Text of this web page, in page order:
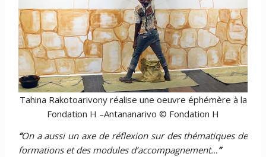
Tahina Rakotoarivony réalise une oeuvre éphémère à la
Fondation H –Antananarivo © Fondation H
“On a aussi un axe de réflexion sur des thématiques de
formations et des modules d’accompagnement…”